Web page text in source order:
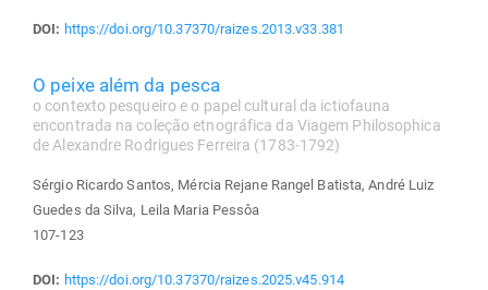
DOI: https://doi.org/10.37370/raizes.2013.v33.381
O peixe além da pesca
o contexto pesqueiro e o papel cultural da ictiofauna
encontrada na coleção etnográfica da Viagem Philosophica
de Alexandre Rodrigues Ferreira (1783-1792)
Sérgio Ricardo Santos, Mércia Rejane Rangel Batista, André Luiz
Guedes da Silva, Leila Maria Pessôa
107-123
DOI: https://doi.org/10.37370/raizes.2025.v45.914